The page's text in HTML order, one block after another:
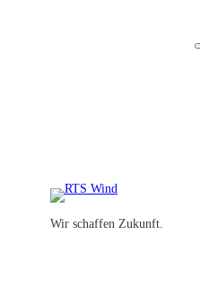
Wir schaffen Zukunft.